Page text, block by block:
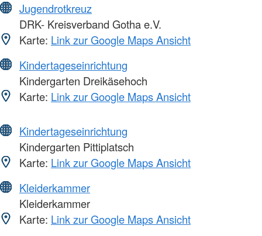
Jugendrotkreuz
DRK- Kreisverband Gotha e.V.
Karte: Link zur Google Maps Ansicht
Kindertageseinrichtung
Kindergarten Dreikäsehoch
Karte: Link zur Google Maps Ansicht
Kindertageseinrichtung
Kindergarten Pittiplatsch
Karte: Link zur Google Maps Ansicht
Kleiderkammer
Kleiderkammer
Karte: Link zur Google Maps Ansicht